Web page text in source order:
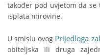
također pod uvjetom da se
isplata mirovine.
U smislu ovog Prijedloga
obiteljska ili druga